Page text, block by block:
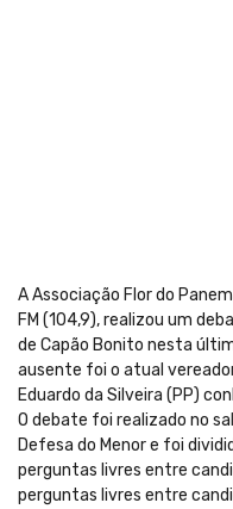
A Associação Flor do
FM (104,9), realizou um
de Capão Bonito nesta
ausente foi o atual
Eduardo da Silveira (PP)
O debate foi realizado no
Defesa do Menor e foi
perguntas livres entre
perguntas livres entre